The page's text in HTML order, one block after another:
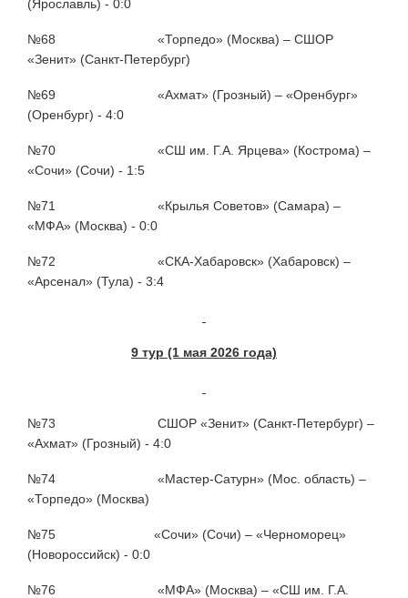
(Ярославль) - 0:0
№68 «Торпедо» (Москва) – СШОР
«Зенит» (Санкт-Петербург)
№69 «Ахмат» (Грозный) – «Оренбург»
(Оренбург) - 4:0
№70 «СШ им. Г.А. Ярцева» (Кострома) –
«Сочи» (Сочи) - 1:5
№71 «Крылья Советов» (Самара) –
«МФА» (Москва) - 0:0
№72 «СКА-Хабаровск» (Хабаровск) –
«Арсенал» (Тула) - 3:4
9 тур (1 мая 2026 года)
№73 СШОР «Зенит» (Санкт-Петербург) –
«Ахмат» (Грозный) - 4:0
№74 «Мастер-Сатурн» (Мос. область) –
«Торпедо» (Москва)
№75 «Сочи» (Сочи) – «Черноморец»
(Новороссийск) - 0:0
№76 «МФА» (Москва) – «СШ им. Г.А.